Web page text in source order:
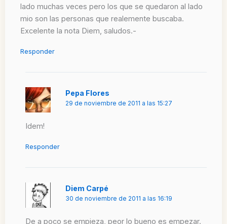
lado muchas veces pero los que se quedaron al lado
mio son las personas que realemente buscaba.
Excelente la nota Diem, saludos.-
Responder
Pepa Flores
29 de noviembre de 2011 a las 15:27
Idem!
Responder
Diem Carpé
30 de noviembre de 2011 a las 16:19
De a poco se empieza, peor lo bueno es empezar.